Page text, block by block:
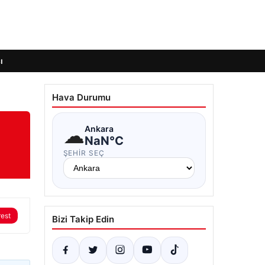
Hava Durumu
☁Ankara
NaN°C
ŞEHIR SEÇ
Bizi Takip Edin